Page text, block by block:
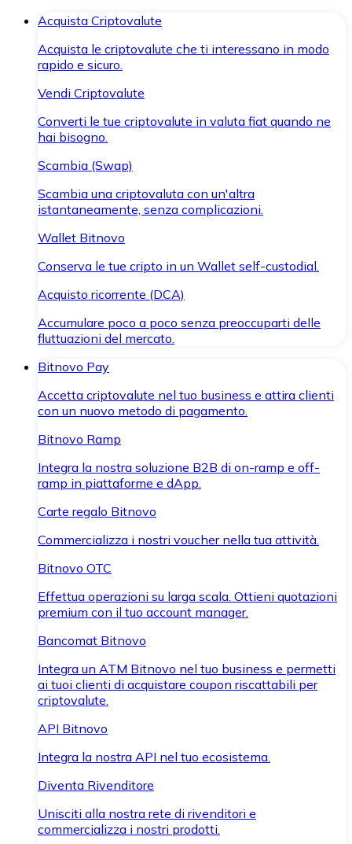
Acquista Criptovalute
Acquista le criptovalute che ti interessano in modo
rapido e sicuro.
Vendi Criptovalute
Converti le tue criptovalute in valuta fiat quando ne
hai bisogno.
Scambia (Swap)
Scambia una criptovaluta con un'altra
istantaneamente, senza complicazioni.
Wallet Bitnovo
Conserva le tue cripto in un Wallet self-custodial.
Acquisto ricorrente (DCA)
Accumulare poco a poco senza preoccuparti delle
fluttuazioni del mercato.
Bitnovo Pay
Accetta criptovalute nel tuo business e attira clienti
con un nuovo metodo di pagamento.
Bitnovo Ramp
Integra la nostra soluzione B2B di on-ramp e off-
ramp in piattaforme e dApp.
Carte regalo Bitnovo
Commercializza i nostri voucher nella tua attività.
Bitnovo OTC
Effettua operazioni su larga scala. Ottieni quotazioni
premium con il tuo account manager.
Bancomat Bitnovo
Integra un ATM Bitnovo nel tuo business e permetti
ai tuoi clienti di acquistare coupon riscattabili per
criptovalute.
API Bitnovo
Integra la nostra API nel tuo ecosistema.
Diventa Rivenditore
Unisciti alla nostra rete di rivenditori e
commercializza i nostri prodotti.